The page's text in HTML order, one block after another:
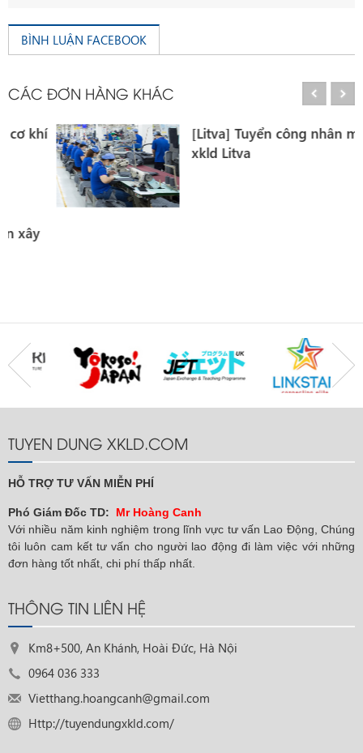
BÌNH LUẬN FACEBOOK
CÁC ĐƠN HÀNG KHÁC
[Litva] Tuyển công nhân may đi
xkld Litva
TUYEN DUNG XKLD.COM
HỖ TRỢ TƯ VẤN MIỄN PHÍ
Phó Giám Đốc TD:
Mr Hoàng Canh
Với nhiều năm kinh nghiệm trong lĩnh vực tư vấn Lao Động, Chúng
tôi luôn cam kết tư vấn cho người lao động đi làm việc với những
đơn hàng tốt nhất, chi phí thấp nhất.
THÔNG TIN LIÊN HỆ
Km8+500, An Khánh, Hoài Đức, Hà Nội
0964 036 333
Vietthang.hoangcanh@gmail.com
Http://tuyendungxkld.com/